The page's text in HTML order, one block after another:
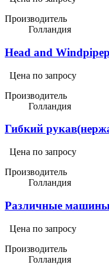
Производитель
Голландия
Head and
Цена по запросу
Производитель
Голландия
Гибкий
Цена по запросу
Производитель
Голландия
Различные
Цена по запросу
Производитель
Голландия